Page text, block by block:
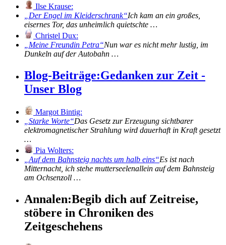
Ilse Krause:
Der Engel im Kleiderschrank Ich kam an ein großes,
eisernes Tor, das unheimlich quietschte …
Christel Dux:
Meine Freundin Petra Nun war es nicht mehr lustig, im
Dunkeln auf der Autobahn …
Blog-Beiträge:Gedanken zur Zeit -
Unser Blog
Margot Bintig:
Starke Worte Das Gesetz zur Erzeugung sichtbarer
elektromagnetischer Strahlung wird dauerhaft in Kraft gesetzt
…
Pia Wolters:
Auf dem Bahnsteig nachts um halb eins Es ist nach
Mitternacht, ich stehe mutterseelenallein auf dem Bahnsteig
am Ochsenzoll …
Annalen:Begib dich auf Zeitreise,
stöbere in Chroniken des
Zeitgeschehens